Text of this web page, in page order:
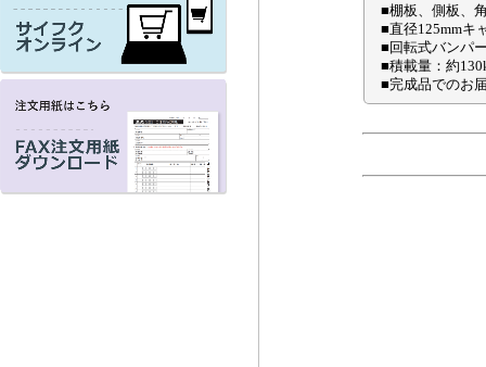
■棚板、側板、
■直径125mmキ
■回転式バンパ
■積載量：約
■完成品でのお